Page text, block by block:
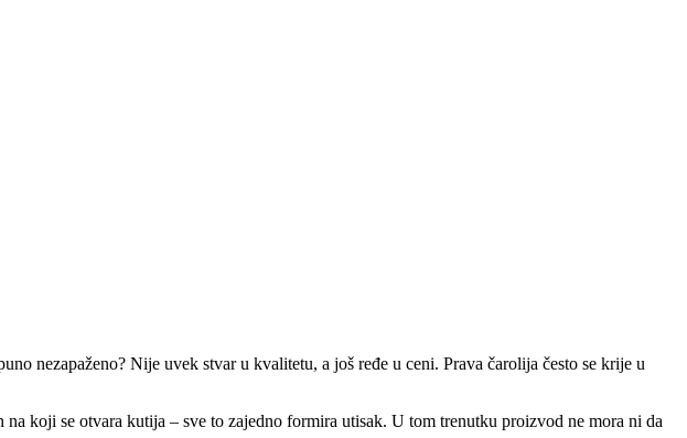
nezapaženo? Nije uvek stvar u kvalitetu, a još ređe u ceni. Prava čarolija često se krije u
koji se otvara kutija – sve to zajedno formira utisak. U tom trenutku proizvod ne mora ni da